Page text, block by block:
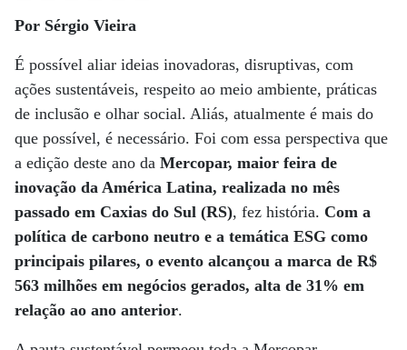
Por Sérgio Vieira
É possível aliar ideias inovadoras, disruptivas, com
ações sustentáveis, respeito ao meio ambiente, práticas
de inclusão e olhar social. Aliás, atualmente é mais do
que possível, é necessário. Foi com essa perspectiva que
a edição deste ano da Mercopar, maior feira de
inovação da América Latina, realizada no mês
passado em Caxias do Sul (RS), fez história. Com a
política de carbono neutro e a temática ESG como
principais pilares, o evento alcançou a marca de R$
563 milhões em negócios gerados, alta de 31% em
relação ao ano anterior.